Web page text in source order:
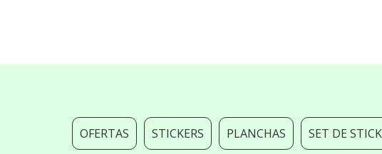
OFERTAS STICKERS PLANCHAS SET DE